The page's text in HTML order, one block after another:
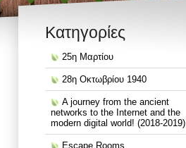
Kατηγορίες
25η Μαρτίου
28η Οκτωβρίου 1940
A journey from the ancient
networks to the Internet and the
modern digital world! (2018-2019)
Escape Rooms